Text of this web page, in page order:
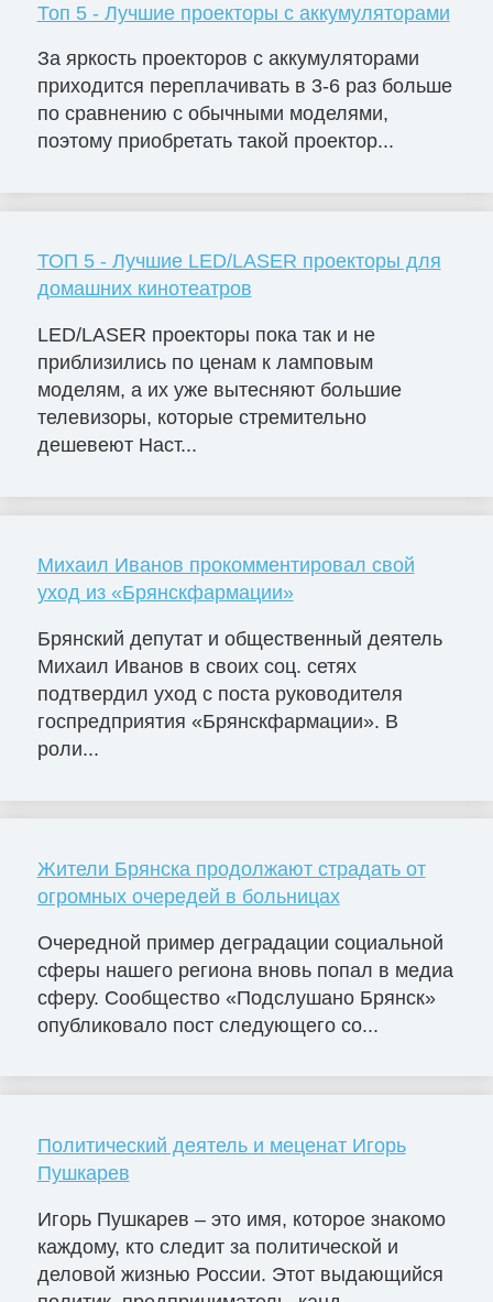
Топ 5 - Лучшие проекторы с аккумуляторами
За яркость проекторов с аккумуляторами
приходится переплачивать в 3-6 раз больше
по сравнению с обычными моделями,
поэтому приобретать такой проектор...
ТОП 5 - Лучшие LED/LASER проекторы для
домашних кинотеатров
LED/LASER проекторы пока так и не
приблизились по ценам к ламповым
моделям, а их уже вытесняют большие
телевизоры, которые стремительно
дешевеют Наст...
Михаил Иванов прокомментировал свой
уход из «Брянскфармации»
Брянский депутат и общественный деятель
Михаил Иванов в своих соц. сетях
подтвердил уход с поста руководителя
госпредприятия «Брянскфармации». В
роли...
Жители Брянска продолжают страдать от
огромных очередей в больницах
Очередной пример деградации социальной
сферы нашего региона вновь попал в медиа
сферу. Сообщество «Подслушано Брянск»
опубликовало пост следующего со...
Политический деятель и меценат Игорь
Пушкарев
Игорь Пушкарев – это имя, которое знакомо
каждому, кто следит за политической и
деловой жизнью России. Этот выдающийся